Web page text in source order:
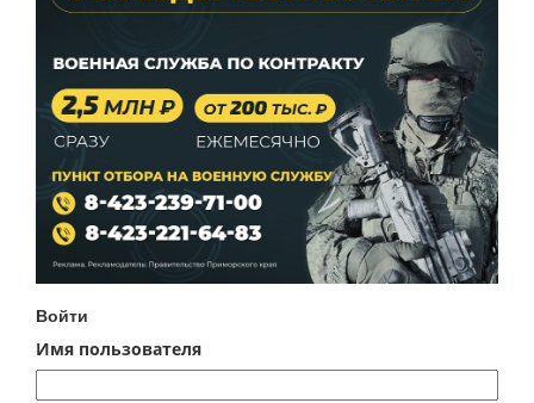
Войти
Имя пользователя